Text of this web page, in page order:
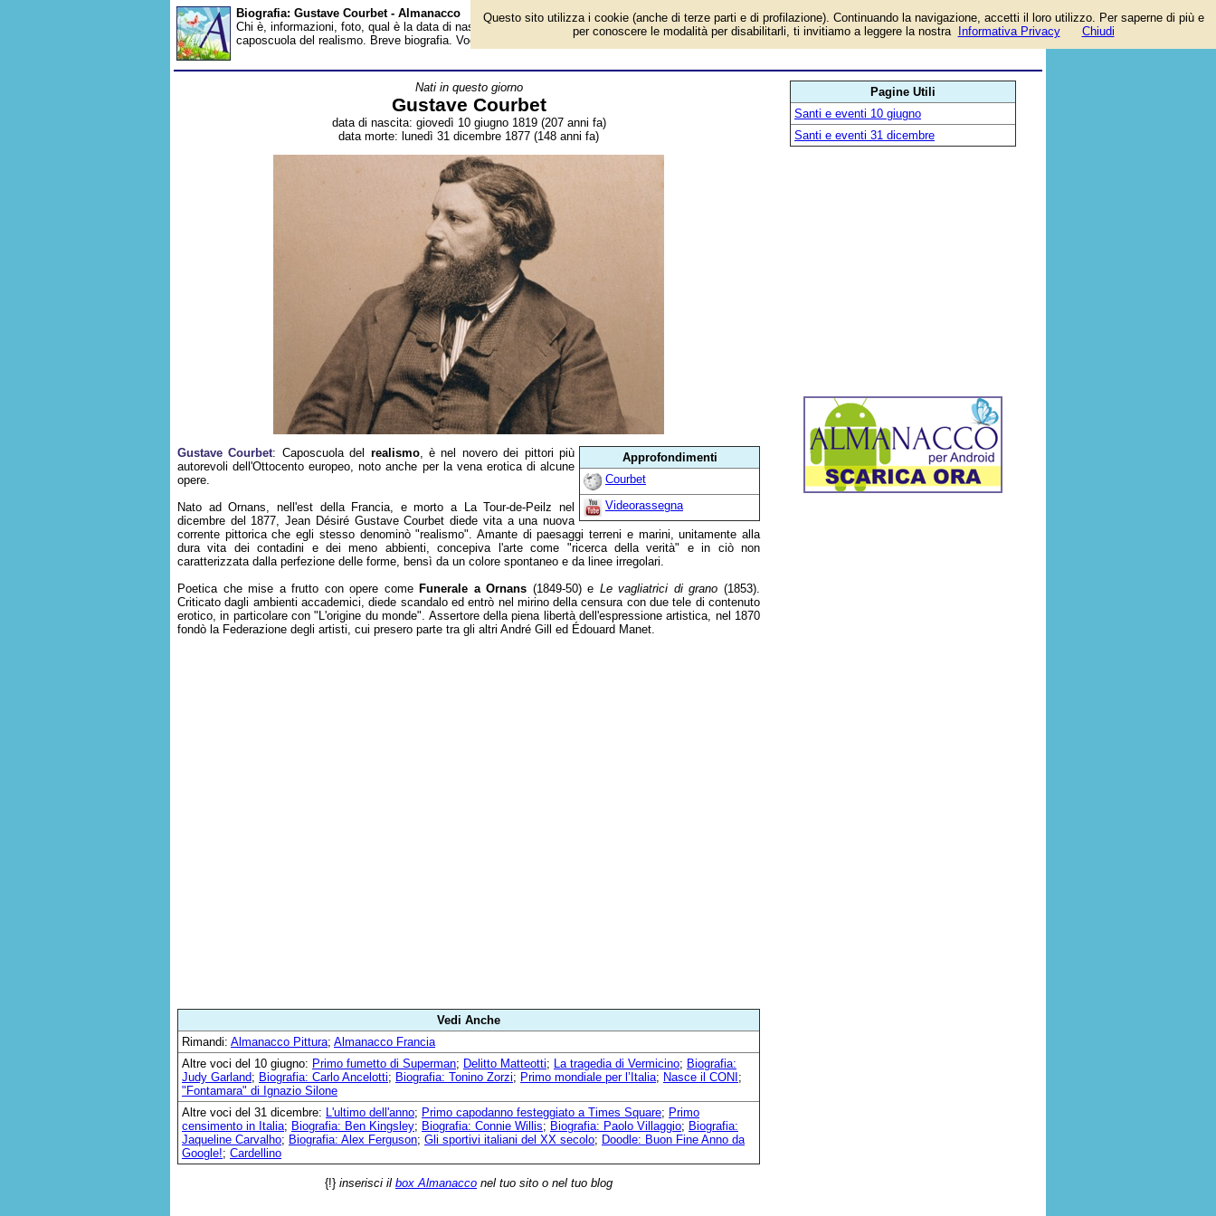
Biografia: Gustave Courbet - Almanacco
Chi è, informazioni, foto, qual è la data di nascita, dove è nato, cosa ha fatto Gustave Courbet, pittore francese,
caposcuola del realismo. Breve biografia. Voce dell'Almanacco.
Nati in questo giorno
Gustave Courbet
data di nascita: giovedì 10 giugno 1819 (207 anni fa)
data morte: lunedì 31 dicembre 1877 (148 anni fa)
Approfondimenti
Courbet
Videorassegna
Gustave Courbet: Caposcuola del realismo, è nel novero dei pittori più
autorevoli dell'Ottocento europeo, noto anche per la vena erotica di alcune
opere.
Nato ad Ornans, nell'est della Francia, e morto a La Tour-de-Peilz nel
dicembre del 1877, Jean Désiré Gustave Courbet diede vita a una nuova
corrente pittorica che egli stesso denominò "realismo". Amante di paesaggi terreni e marini, unitamente alla
dura vita dei contadini e dei meno abbienti, concepiva l'arte come "ricerca della verità" e in ciò non
caratterizzata dalla perfezione delle forme, bensì da un colore spontaneo e da linee irregolari.
Poetica che mise a frutto con opere come Funerale a Ornans (1849-50) e Le vagliatrici di grano (1853).
Criticato dagli ambienti accademici, diede scandalo ed entrò nel mirino della censura con due tele di contenuto
erotico, in particolare con "L'origine du monde". Assertore della piena libertà dell'espressione artistica, nel 1870
fondò la Federazione degli artisti, cui presero parte tra gli altri André Gill ed Édouard Manet.
Vedi Anche
Rimandi: Almanacco Pittura; Almanacco Francia
Altre voci del 10 giugno: Primo fumetto di Superman; Delitto Matteotti; La tragedia di Vermicino; Biografia:
Judy Garland; Biografia: Carlo Ancelotti; Biografia: Tonino Zorzi; Primo mondiale per l’Italia; Nasce il CONI ;
"Fontamara" di Ignazio Silone
Altre voci del 31 dicembre: L'ultimo dell'anno; Primo capodanno festeggiato a Times Square; Primo
censimento in Italia; Biografia: Ben Kingsley; Biografia: Connie Willis; Biografia: Paolo Villaggio; Biografia:
Jaqueline Carvalho; Biografia: Alex Ferguson; Gli sportivi italiani del XX secolo; Doodle: Buon Fine Anno da
Google!; Cardellino
{!} inserisci il box Almanacco nel tuo sito o nel tuo blog
Pagine Utili
Santi e eventi 10 giugno
Santi e eventi 31 dicembre
Questo sito utilizza i cookie (anche di terze parti e di profilazione). Continuando la navigazione, accetti il loro utilizzo. Per saperne di più e
per conoscere le modalità per disabilitarli, ti invitiamo a leggere la nostra
Informativa Privacy Chiudi